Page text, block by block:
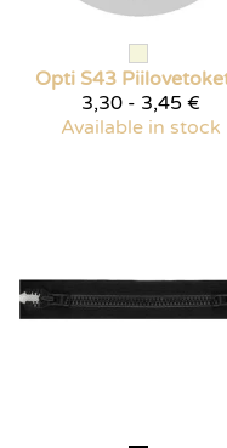
Opti S43
3,30 - 3,45 €
Available in stock